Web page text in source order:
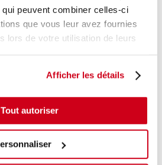
peuvent combiner celles-ci
que vous leur avez fournies
lors de votre utilisation de leurs
Afficher les détails
Tout autoriser
15,00 € TTC